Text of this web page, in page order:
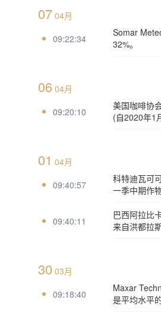
07 04月
09:22:34
Somar
32%。
06 04月
09:20:10
美国咖啡协
(自2020年1
01 04月
09:40:57
科特迪瓦可
一季中期作
09:40:11
巴西阿拉比
来自洪都拉
30 03月
09:18:40
Maxar
是平均水平